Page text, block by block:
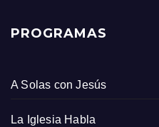
PROGRAMAS
A Solas con Jesús
La Iglesia Habla